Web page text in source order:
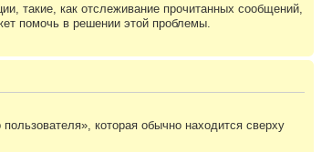
такие, как отслеживание прочитанных сообщений,
помочь в решении этой проблемы.
которая обычно находится сверху